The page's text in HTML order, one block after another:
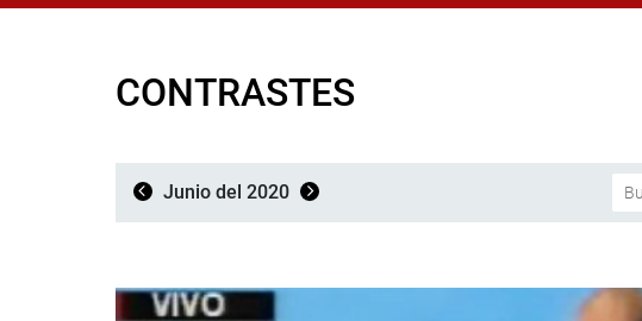
CONTRASTES
Junio del 2020